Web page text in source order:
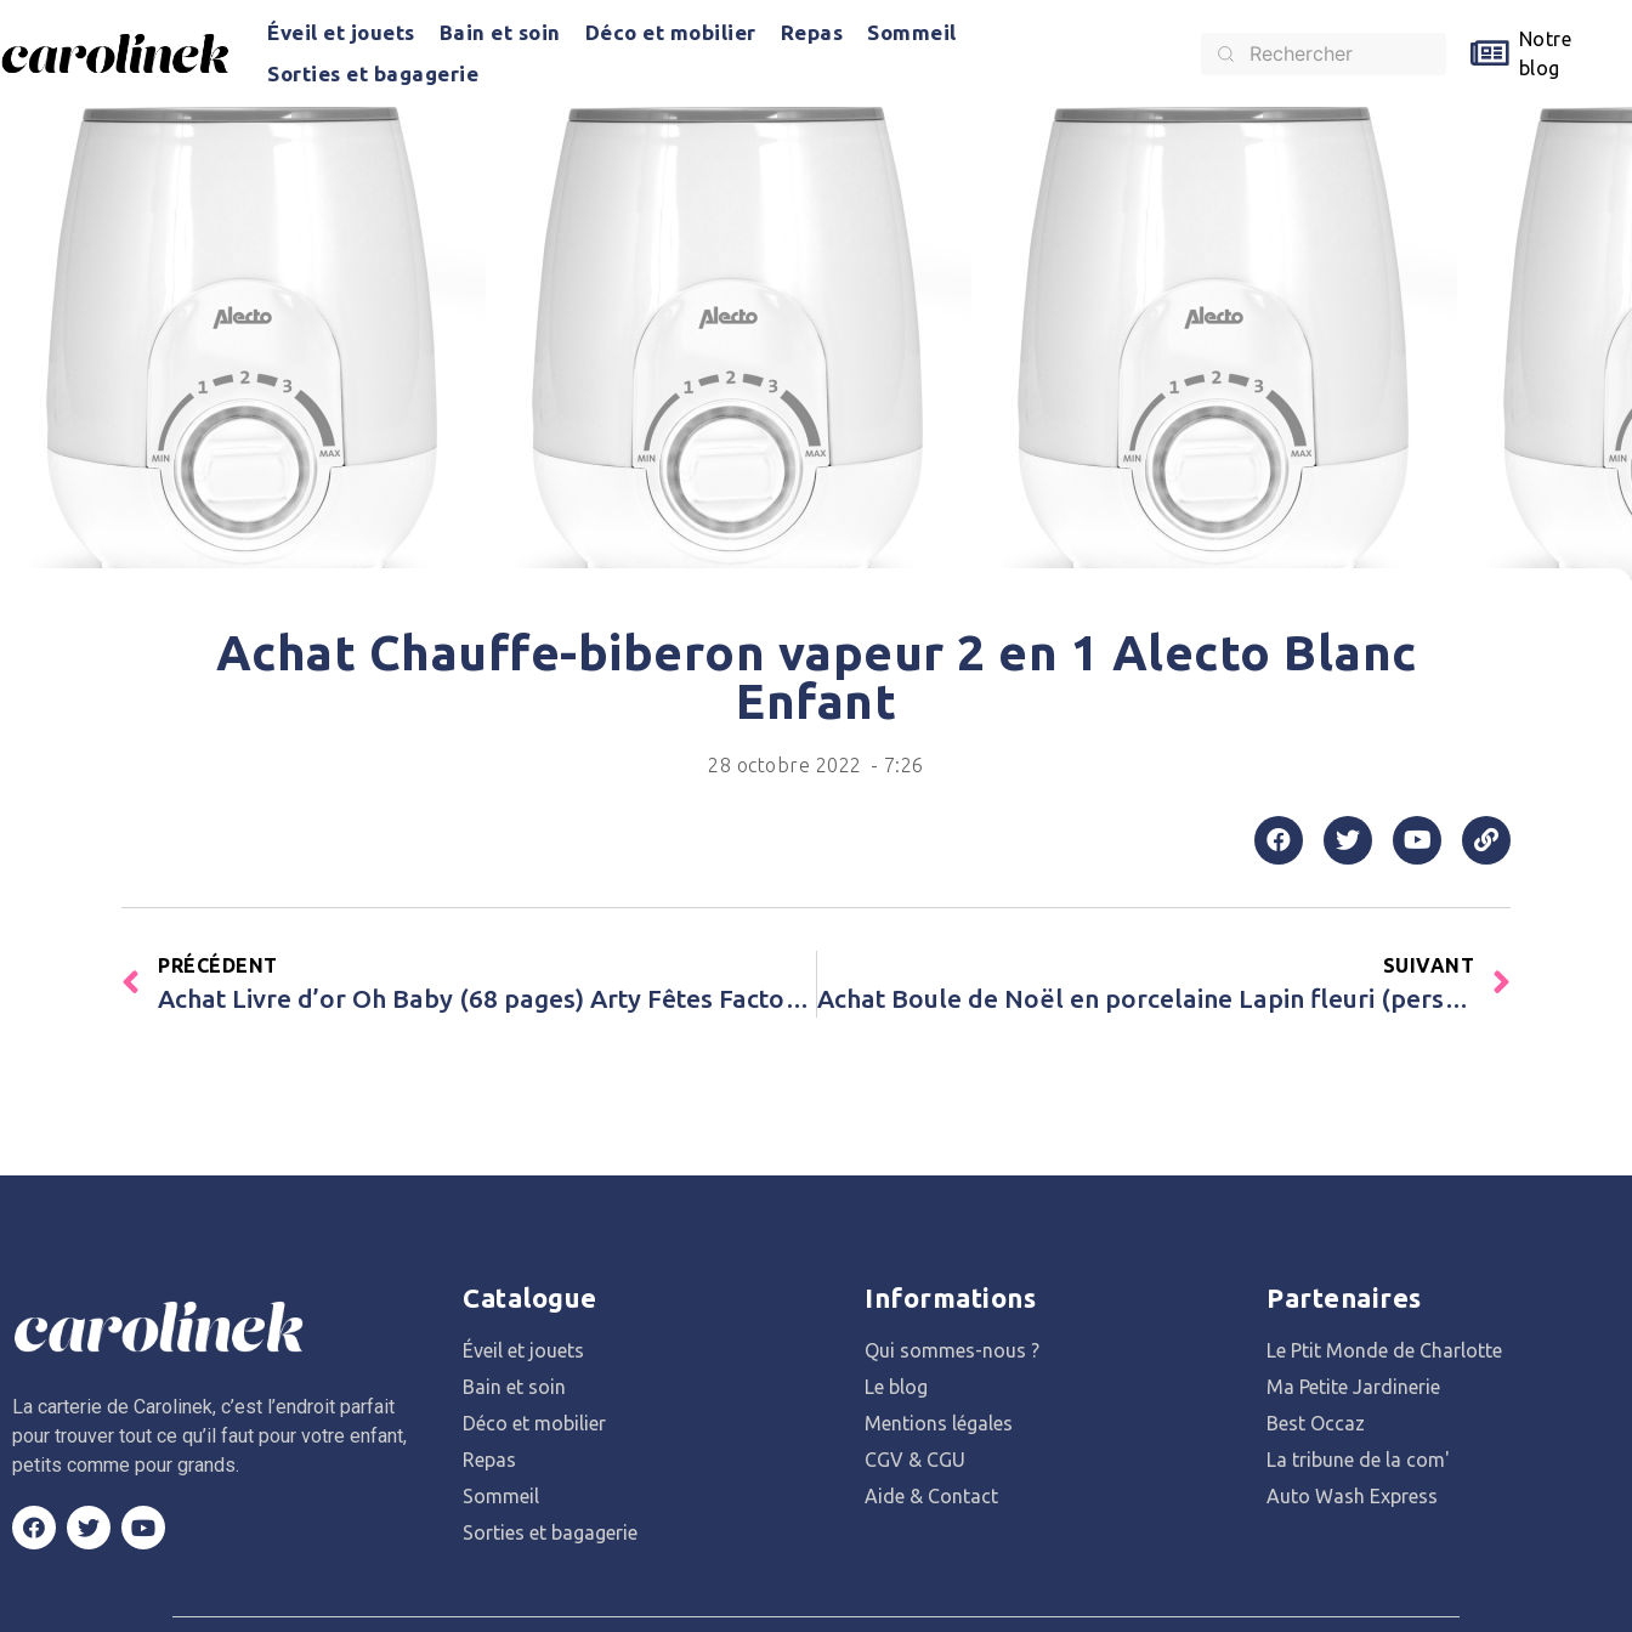
Éveil et jouets Bain et soin Déco et mobilier Repas
Sommeil
Sorties et bagagerie
Notre
blog
Achat Chauffe-biberon vapeur 2 en 1 Alecto Blanc
Enfant
28 octobre 2022 - 7:26
PRÉCÉDENT
Achat Livre d’or Oh Baby (68 pages) Arty Fêtes Factory Vert Bébé
SUIVANT
Achat Boule de Noël en porcelaine Lapin fleuri (personnalisable) Gaëlle Duval Rose Bébé
La carterie de Carolinek, c’est l’endroit parfait
pour trouver tout ce qu’il faut pour votre enfant,
petits comme pour grands.
Catalogue
Éveil et jouets
Bain et soin
Déco et mobilier
Repas
Sommeil
Sorties et bagagerie
Informations
Qui sommes-nous ?
Le blog
Mentions légales
CGV & CGU
Aide & Contact
Partenaires
Le Ptit Monde de Charlotte
Ma Petite Jardinerie
Best Occaz
La tribune de la com'
Auto Wash Express